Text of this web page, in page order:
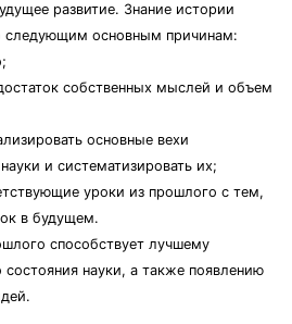
развитие. Знание истории
следующим основным причинам:
собственных мыслей и объем
основные вехи
и систематизировать их;
уроки из прошлого с тем,
в будущем.
способствует лучшему
науки, а также появлению